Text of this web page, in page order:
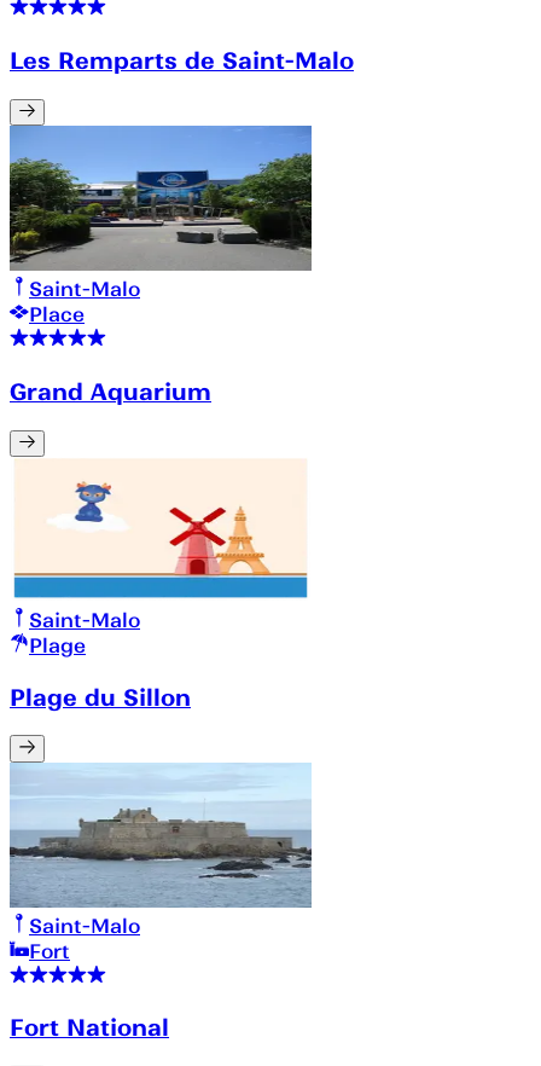
Les Remparts de Saint-Malo
Saint-Malo
Place
Grand Aquarium
Saint-Malo
Plage
Plage du Sillon
Saint-Malo
Fort
Fort National